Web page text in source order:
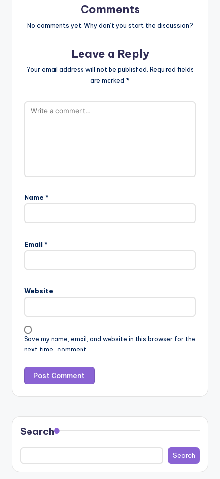
Comments
No comments yet. Why don’t you start the discussion?
Leave a Reply
Your email address will not be published. Required fields
are marked *
Name *
Email *
Website
Save my name, email, and website in this browser for the
next time I comment.
Search
Search